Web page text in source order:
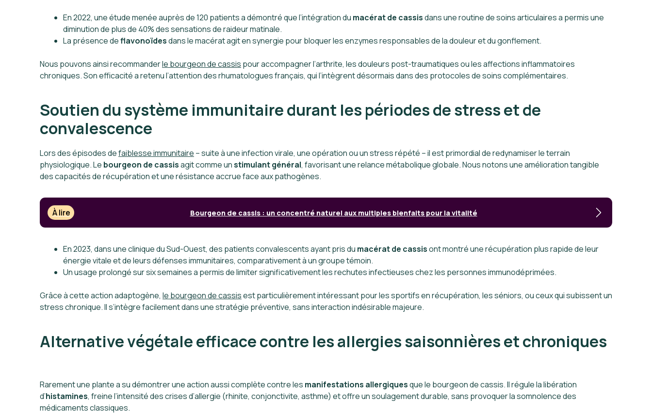
En 2022, une étude menée auprès de 120 patients a démontré que l’intégration du macérat de cassisdans une routine de soins articulaires a permis une
diminution de plus de 40% des sensations de raideur matinale.
La présence deflavonoïdesdans le macérat agit en synergie pour bloquer les enzymes responsables de la douleur et du gonflement.
Nous pouvons ainsi recommanderle bourgeon de cassis pour accompagner l’arthrite, les douleurs post-traumatiques ou les affections inflammatoires
chroniques. Son efficacité a retenu l’attention des rhumatologues français, qui l’intègrent désormais dans des protocoles de soins complémentaires.
Soutien du système immunitaire durant les périodes de stress et de
convalescence
Lors des épisodes defaiblesse immunitaire – suite à une infection virale, une opération ou un stress répété – il est primordial de redynamiser le terrain
physiologique. Le bourgeon de cassisagit comme unstimulant général, favorisant une relance métabolique globale. Nous notons une amélioration tangible
des capacités de récupération et une résistance accrue face aux pathogènes.
À lire Bourgeon de cassis : un concentré naturel aux multiples bienfaits pour la vitalité
En 2023, dans une clinique du Sud-Ouest, des patients convalescents ayant pris du macérat de cassisont montré une récupération plus rapide de leur
énergie vitale et de leurs défenses immunitaires, comparativement à un groupe témoin.
Un usage prolongé sur six semaines a permis de limiter significativement les rechutes infectieuses chez les personnes immunodéprimées.
Grâce à cette action adaptogène, le bourgeon de cassisest particulièrement intéressant pour les sportifs en récupération, les séniors, ou ceux qui subissent un
stress chronique. Il s’intègre facilement dans une stratégie préventive, sans interaction indésirable majeure.
Alternative végétale efficace contre les allergies saisonnières et chroniques
Rarement une plante a su démontrer une action aussi complète contre les manifestations allergiquesque le bourgeon de cassis. Il régule la libération
d’histamines, freine l’intensité des crises d’allergie (rhinite, conjonctivite, asthme) et offre un soulagement durable, sans provoquer la somnolence des
médicaments classiques.